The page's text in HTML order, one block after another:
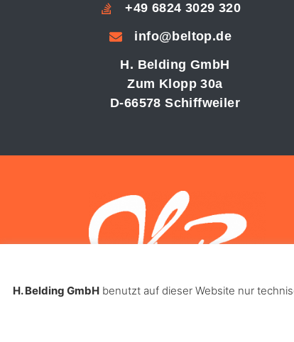
+49 6824 3029 320
info@beltop.de
H. Belding GmbH
Zum Klopp 30a
D-66578 Schiffweiler
H. Belding GmbH benutzt auf dieser Website nur